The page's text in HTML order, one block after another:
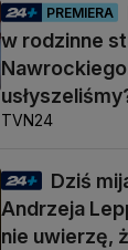
PREMIERA
w rodzinne
TVN24
Dziś
Andrzeja
nie uwierzę,